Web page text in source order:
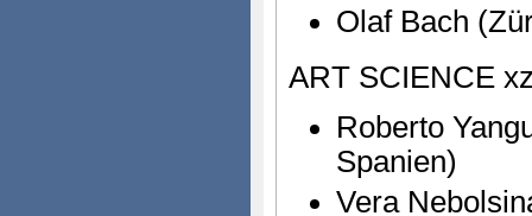
Olaf Bach
ART SCIENCE
Roberto
Spanien)
Vera